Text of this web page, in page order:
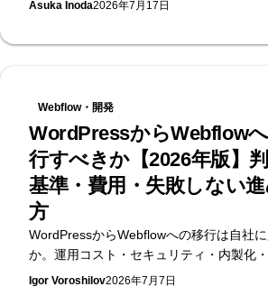
トを作る目的が「ブランドのイメージをよ
いうものであれば、その目的を達成するた
サイトを作る必要があります。 そのため
ブランドのイメージに合うデザインの作成
ードの早いソースコードを構築、検索に最
構造とコンテンツを作成など、様々な知識
キルが必要になります。 制作工数のかか
仕事を社内で行うか、外部の制作会社か
ランスに外注するかは、難しい判断になっ
Asuka Inoda2026年7月17日
Webflow・開発
WordPressからWebflow
行すべきか【2026年版】
基準・費用・失敗しない
方
WordPressからWebflowへの移行は自社
か。運用コスト・セキュリティ・内製化・
の観点から移行すべきケースとWordPress
Igor Voroshilov2026年7月7日